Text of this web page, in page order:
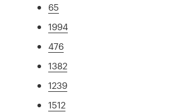
65
1994
476
1382
1239
1512